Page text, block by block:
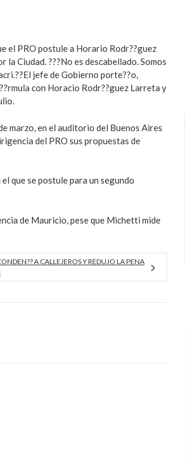
el PRO postule a Horario Rodr??guez
Ciudad. ???No es descabellado. Somos
El jefe de Gobierno porte??o,
con Horacio Rodr??guez Larreta y
marzo, en el auditorio del Buenos Aires
del PRO sus propuestas de
que se postule para un segundo
de Mauricio, pese que Michetti mide
A CALLEJEROS Y REDUJO LA PENA